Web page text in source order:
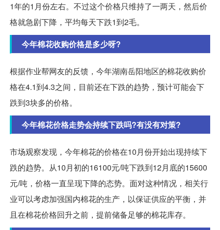
1年的1月份左右。不过这个价格只维持了一两天，然后价
格就急剧下降，平均每天下跌1到2毛。
今年棉花收购价格是多少呀?
根据作业帮网友的反馈，今年湖南岳阳地区的棉花收购价
格在4.1到4.3之间，目前还在下跌的趋势，预计可能会下
跌到3块多的价格。
今年棉花价格走势会持续下跌吗?有没有对策?
市场观察发现，今年棉花的价格在10月份开始出现持续下
跌的趋势。从10月初的16100元/吨下跌到12月底的15600
元/吨，价格一直呈现下降的态势。面对这种情况，相关行
业可以考虑加强国内棉花的生产，以保证供应的平衡，并
且在棉花价格回升之前，提前储备足够的棉花库存。